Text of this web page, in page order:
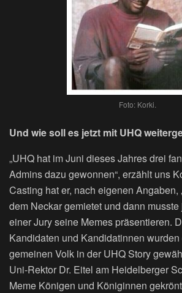
Foto: Korki.
Und wie soll es jetzt mit UHQ
„UHQ hat im Juni dieses Jahres drei
Admins dazu gewonnen“, erzählt uns
Casting hat er, nach eigenen Angaben,
dem Neckar gemietet und dann
einer Jury seine Memes präsentieren.
Kandidaten und Kandidatinnen
gemeinen Volk in der UHQ Story
Uni-Rektor Dr. Eitel am Heidelberger
Meme Königen und Königinnen